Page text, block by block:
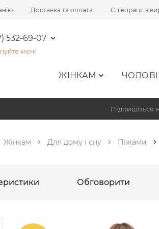
Доставка та оплата Співпраця з
532-69-07
мені
ЖІНКАМ
Підпишіться
Жінкам Для дому і сну Піжами
Обговорити